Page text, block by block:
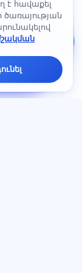
կամ
—
է հավաքել